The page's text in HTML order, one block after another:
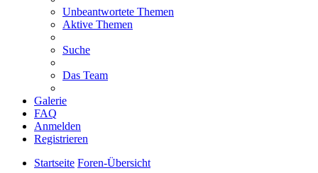
Unbeantwortete Themen
Aktive Themen
Suche
Das Team
Galerie
FAQ
Anmelden
Registrieren
Startseite Foren-Übersicht